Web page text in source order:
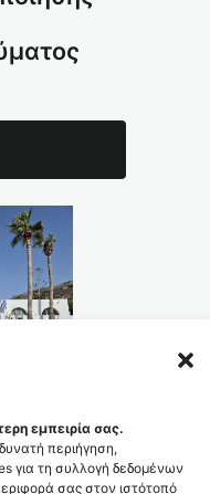
εμπειρία σας.
περιήγηση,
για τη συλλογή δεδομένων
σας στον ιστότοπό